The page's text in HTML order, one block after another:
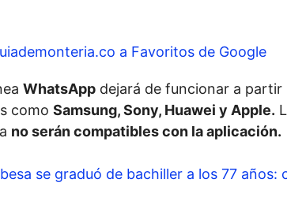
a Favoritos de Google
WhatsApp dejará de funcionar a partir
como Samsung, Sony, Huawei y Apple.
no serán compatibles con la aplicación.
se graduó de bachiller a los 77 años: